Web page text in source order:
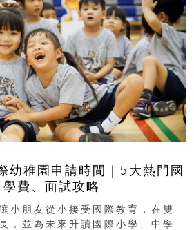
稚園申請時間｜5大熱門國
費、面試攻略
小朋友從小接受國際教育，在雙
，並為未來升讀國際小學、中學